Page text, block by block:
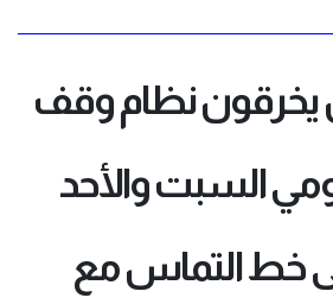
يخرقون نظام وقف
السبت والأحد
خط التماس مع